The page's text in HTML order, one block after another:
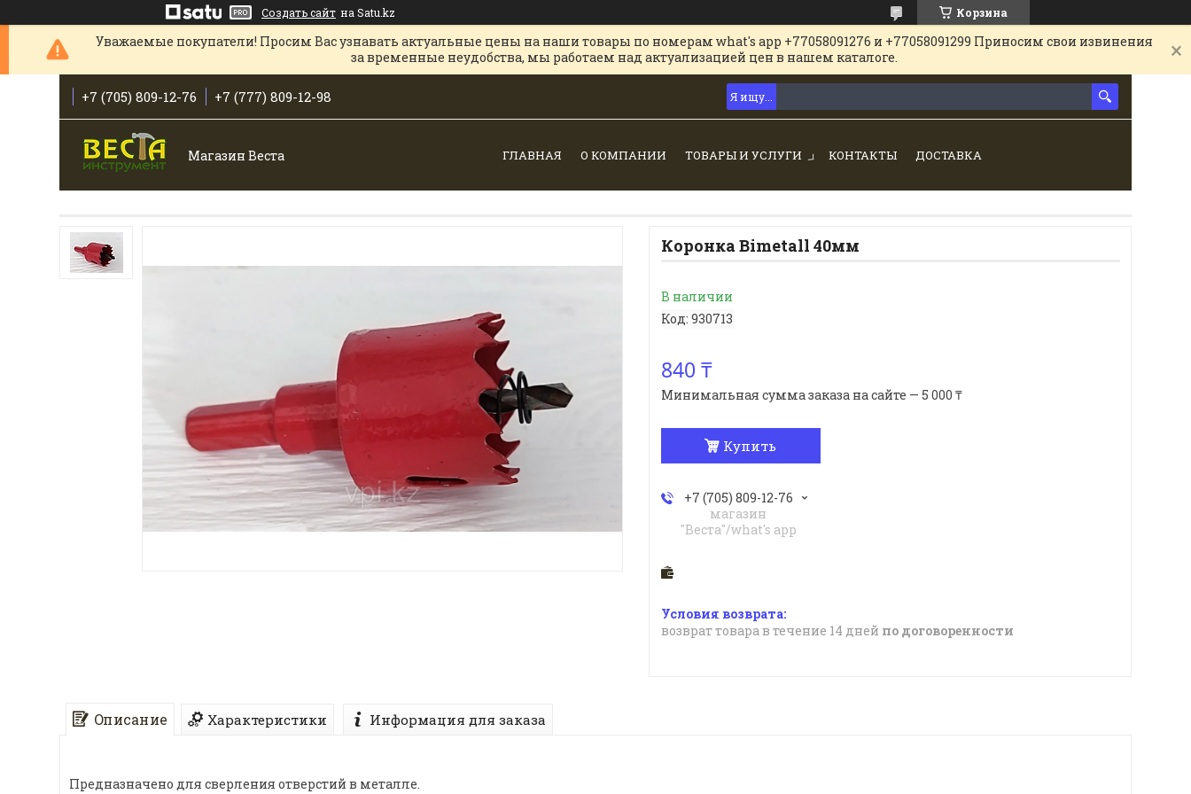
Создать сайт на Satu.kz Корзина
Уважаемые покупатели! Просим Вас узнавать актуальные цены на наши товары по номерам what's app +77058091276 и +77058091299 Приносим свои извинения
за временные неудобства, мы работаем над актуализацией цен в нашем каталоге.
+7 (705) 809-12-76 +7 (777) 809-12-98
Магазин Веста ГЛАВНАЯ О КОМПАНИИ ТОВАРЫ И УСЛУГИ КОНТАКТЫ ДОСТАВКА
Коронка Bimetall 40мм
В наличии
Код: 930713
840 ₸
Минимальная сумма заказа на сайте — 5 000 ₸
Купить
+7 (705) 809-12-76
магазин
"Веста"/what's app
возврат товара в течение 14 дней по договоренности
Описание Характеристики Информация для заказа
Предназначено для сверления отверстий в металле.